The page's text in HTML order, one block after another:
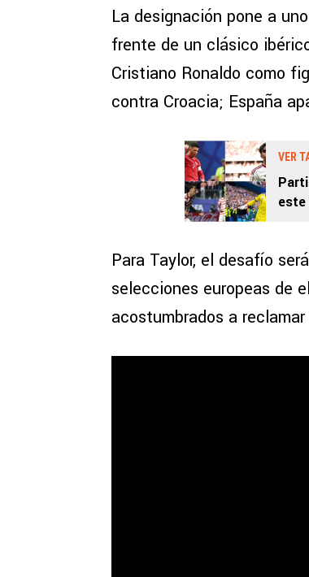
La designación pone a
frente de un clásico
Cristiano Ronaldo como
contra Croacia; España
VER
este
Para Taylor, el desafío
selecciones europeas de
acostumbrados a